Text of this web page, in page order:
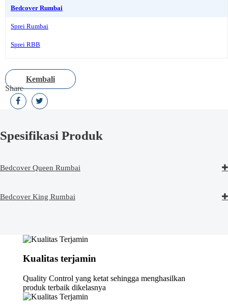
Bedcover Rumbai
Sprei Rumbai
Sprei RBB
Kembali
Share
Spesifikasi Produk
Bedcover Queen Rumbai
Bedcover King Rumbai
Kualitas terjamin
Quality Control yang ketat sehingga menghasilkan
produk terbaik dikelasnya